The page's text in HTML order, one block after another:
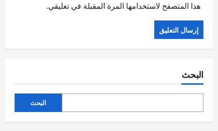
هذا المتصفح لاستخدامها المرة المقبلة في تعليقي.
البحث
البحث